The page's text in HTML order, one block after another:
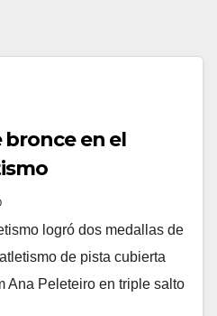
bronce en el
logró dos medallas de
de pista cubierta
Ana Peleteiro en triple salto